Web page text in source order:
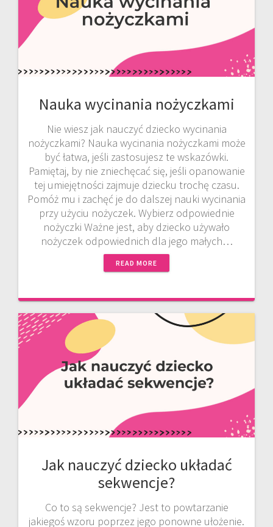
Nauka wycinania nożyczkami
Nie wiesz jak nauczyć dziecko wycinania
nożyczkami? Nauka wycinania nożyczkami może
być łatwa, jeśli zastosujesz te wskazówki.
Pamiętaj, by nie zniechęcać się, jeśli opanowanie
tej umiejętności zajmuje dziecku trochę czasu.
Pomóż mu i zachęć je do dalszej nauki wycinania
przy użyciu nożyczek. Wybierz odpowiednie
nożyczki Ważne jest, aby dziecko używało
nożyczek odpowiednich dla jego małych…
READ MORE
Jak nauczyć dziecko układać
sekwencje?
Co to są sekwencje? Jest to powtarzanie
jakiegoś wzoru poprzez jego ponowne ułożenie.